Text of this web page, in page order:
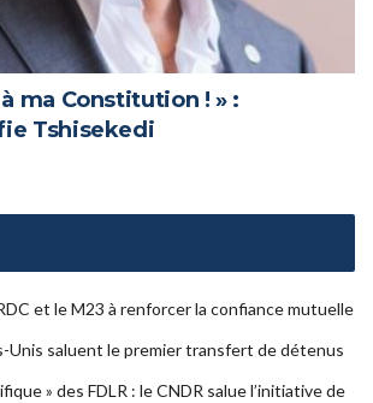
ma Constitution ! » :
Tshisekedi
et le M23 à renforcer la confiance mutuelle
Unis saluent le premier transfert de détenus
» des FDLR : le CNDR salue l’initiative de